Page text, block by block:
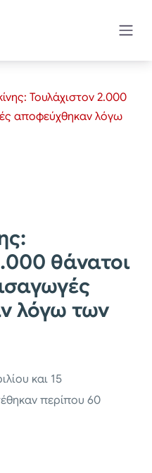
Τουλάχιστον 2.000
αποφεύχθηκαν λόγω
θάνατοι
λόγω των
και 15
περίπου 60